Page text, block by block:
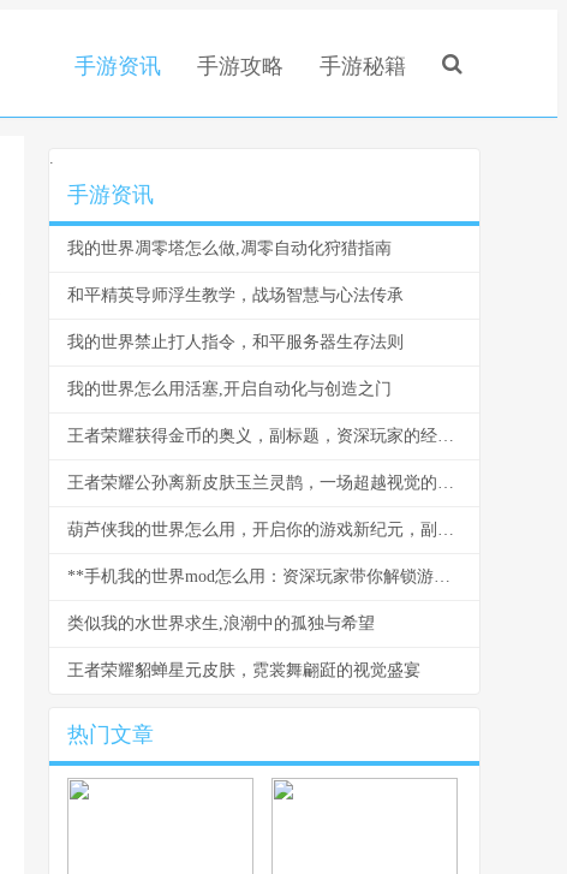
手游资讯 手游攻略 手游秘籍
.
手游资讯
我的世界凋零塔怎么做,凋零自动化狩猎指南
和平精英导师浮生教学，战场智慧与心法传承
我的世界禁止打人指令，和平服务器生存法则
我的世界怎么用活塞,开启自动化与创造之门
王者荣耀获得金币的奥义，副标题，资深玩家的经济掌控之道
王者荣耀公孙离新皮肤玉兰灵鹊，一场超越视觉的技艺对话
葫芦侠我的世界怎么用，开启你的游戏新纪元，副标题，资深玩家带你解锁方块世界无限潜能
**手机我的世界mod怎么用：资深玩家带你解锁游戏新世界，副标题：从入门到精通的全流程指南。**
类似我的水世界求生,浪潮中的孤独与希望
王者荣耀貂蝉星元皮肤，霓裳舞翩跹的视觉盛宴
热门文章